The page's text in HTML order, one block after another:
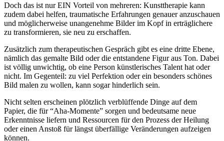
Doch das ist nur EIN Vorteil von mehreren: Kunsttherapie kann
zudem dabei helfen, traumatische Erfahrungen genauer anzuschauen
und möglicherweise unangenehme Bilder im Kopf in erträglichere
zu transformieren, sie neu zu erschaffen.
Zusätzlich zum therapeutischen Gespräch gibt es eine dritte Ebene,
nämlich das gemalte Bild oder die entstandene Figur aus Ton. Dabei
ist völlig unwichtig, ob eine Person künstlerisches Talent hat oder
nicht. Im Gegenteil: zu viel Perfektion oder ein besonders schönes
Bild malen zu wollen, kann sogar hinderlich sein.
Nicht selten erscheinen plötzlich verblüffende Dinge auf dem
Papier, die für “Aha-Momente” sorgen und bedeutsame neue
Erkenntnisse liefern und Ressourcen für den Prozess der Heilung
oder einen Anstoß für längst überfällige Veränderungen aufzeigen
können.